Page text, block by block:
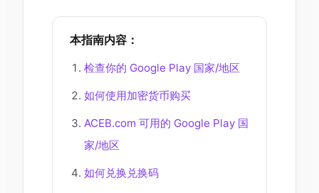
本指南内容：
检查你的 Google Play 国家/地区
如何使用加密货币购买
ACEB.com 可用的 Google Play 国
家/地区
如何兑换兑换码